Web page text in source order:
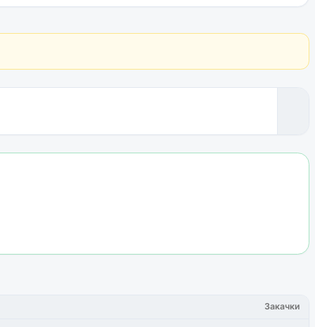
Закачки